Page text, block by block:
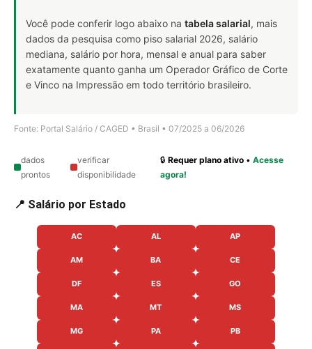
Você pode conferir logo abaixo na tabela salarial, mais
dados da pesquisa como piso salarial 2026, salário
mediana, salário por hora, mensal e anual para saber
exatamente quanto ganha um Operador Gráfico de Corte
e Vinco na Impressão em todo território brasileiro.
Fonte: Portal Salário / CAGED • Brasil • 07/2025 a 06/2026
dados
prontos
verificar
disponibilidade
🔒Requer plano ativo •Acesse
agora!
📍 Salário por Estado
AC AL AP
AM BA CE
DF ES GO
MA MT MS
MG PA PB